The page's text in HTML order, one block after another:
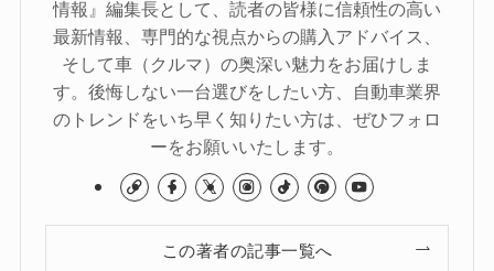
情報』編集長として、読者の皆様に信頼性の高い
最新情報、専門的な視点からの購入アドバイス、
そして車（クルマ）の奥深い魅力をお届けしま
す。後悔しない一台選びをしたい方、自動車業界
のトレンドをいち早く知りたい方は、ぜひフォロ
ーをお願いいたします。
この著者の記事一覧へ